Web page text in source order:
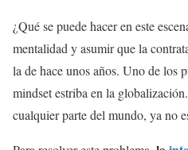
¿Qué se puede hacer en este
mentalidad y asumir que la
la de hace unos años. Uno de los
mindset estriba en la
cualquier parte del mundo, ya no